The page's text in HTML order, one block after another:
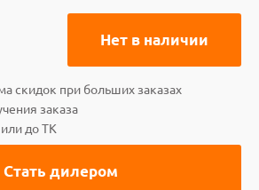
Нет в наличии
скидок при больших заказах
заказа
до ТК
Стать дилером